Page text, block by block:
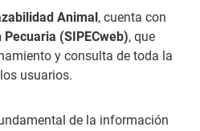
Animal, cuenta con
(SIPECweb), que
y consulta de toda la
usuarios.
de la información